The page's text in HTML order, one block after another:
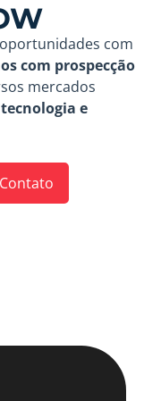
com
com prospecção
mercados
e